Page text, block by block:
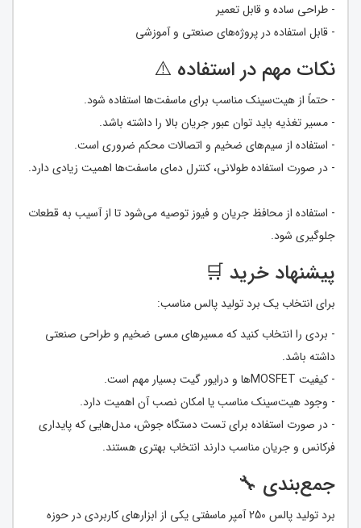
- طراحی ساده و قابل تعمیر
- قابل استفاده در پروژه‌های صنعتی و آموزشی
نکات مهم در استفاده ⚠️
- حتماً از هیت‌سینک مناسب برای ماسفت‌ها استفاده شود.
- مسیر تغذیه باید توان عبور جریان بالا را داشته باشد.
- استفاده از سیم‌های ضخیم و اتصالات محکم ضروری است.
- در صورت استفاده طولانی، کنترل دمای ماسفت‌ها اهمیت زیادی دارد.
- استفاده از محافظ جریان و فیوز توصیه می‌شود تا از آسیب به قطعات
جلوگیری شود.
پیشنهاد خرید 🛒
برای انتخاب یک برد تولید پالس مناسب:
- بردی را انتخاب کنید که مسیرهای مسی ضخیم و طراحی صنعتی
داشته باشد.
- کیفیت MOSFETها و درایور گیت بسیار مهم است.
- وجود هیت‌سینک مناسب یا امکان نصب آن اهمیت دارد.
- در صورت استفاده برای تست دستگاه جوش، مدل‌هایی که پایداری
فرکانس و جریان مناسب دارند انتخاب بهتری هستند.
جمع‌بندی 🔧
برد تولید پالس 250 آمپر ماسفتی یکی از ابزارهای کاربردی در حوزه